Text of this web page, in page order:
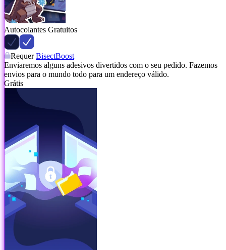
Autocolantes Gratuitos
RequerBisectBoost
Enviaremos alguns adesivos divertidos com o seu pedido. Fazemos
envios para o mundo todo para um endereço válido.
Grátis